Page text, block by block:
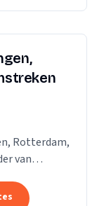
Rotterdam,
van